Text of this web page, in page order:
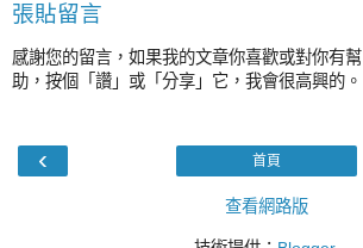
張貼留言
感謝您的留言，如果我的文章你喜歡或對你有幫
助，按個「讚」或「分享」它，我會很高興的。
‹ 首頁
查看網路版